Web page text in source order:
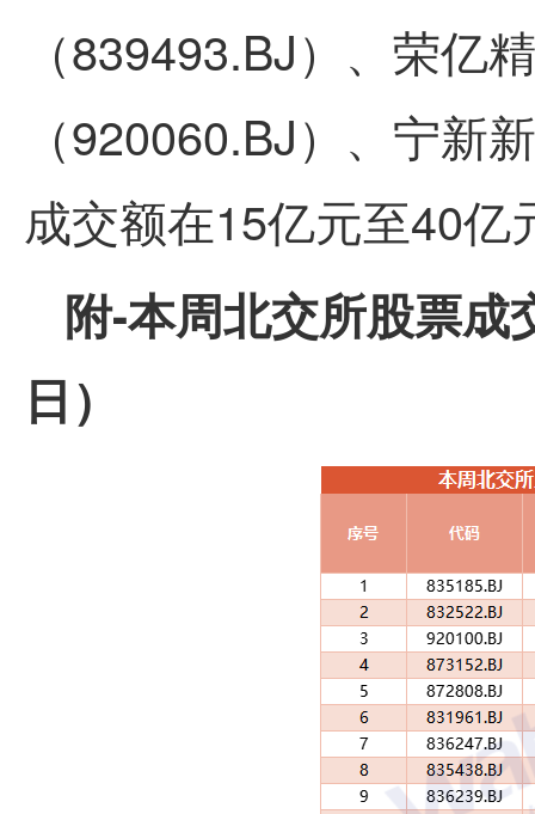
（839493.BJ）、 荣亿
（920060.BJ）、 宁新
成交额在15亿元至40亿
附-本周北交所股票成
日）